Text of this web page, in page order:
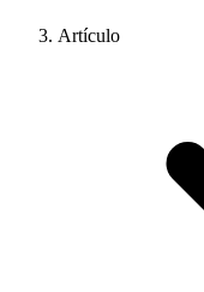
Artículo